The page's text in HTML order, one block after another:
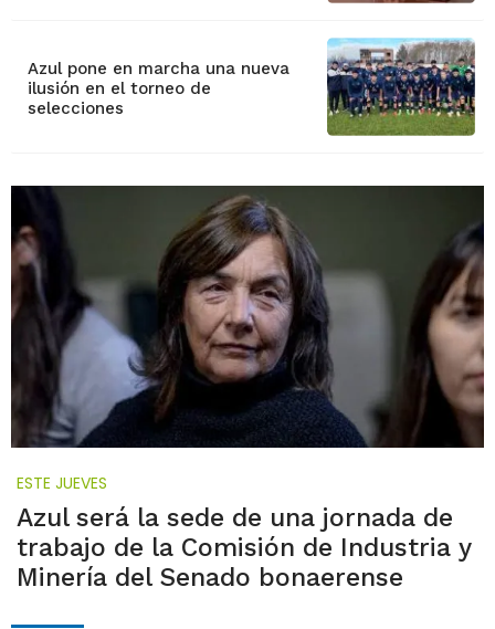
Azul pone en marcha una nueva
ilusión en el torneo de
selecciones
ESTE JUEVES
Azul será la sede de una jornada de
trabajo de la Comisión de Industria y
Minería del Senado bonaerense